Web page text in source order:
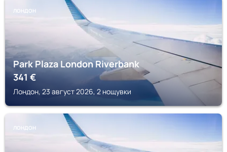
ЛОНДОН
Park Plaza London Riverbank
341€
Лондон, 23 август 2026, 2 нощувки
ЛОНДОН